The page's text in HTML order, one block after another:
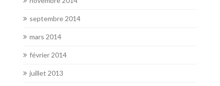
septembre 2014
mars 2014
février 2014
juillet 2013